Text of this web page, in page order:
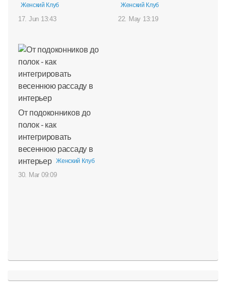
Женский Клуб
17. Jun 13:43
Женский Клуб
22. May 13:19
От подоконников до
полок - как
интегрировать
весеннюю рассаду в
интерьер
Женский Клуб
30. Mar 09:09